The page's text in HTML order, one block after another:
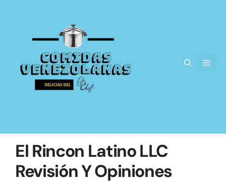
contenido
El Rincon Latino LLC
Revisión Y Opiniones